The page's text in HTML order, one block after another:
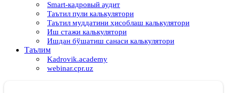
Smart-кадровый аудит
Таътил пули калькулятори
Таътил муддатини ҳисоблаш калькулятори
Иш стажи калькулятори
Ишдан бўшатиш санаси калькулятори
Таълим
Kadrovik.academy
webinar.cpr.uz